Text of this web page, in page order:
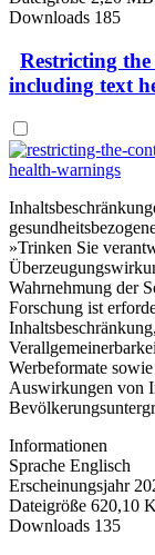
Downloads 185
Restricting
including text
»Trinken Sie
Wahrnehmung der
Forschung ist
Werbeformate
Auswirkungen von
Informationen
Sprache Englisch
Erscheinungsjahr
Dateigröße 620,10
Downloads 135